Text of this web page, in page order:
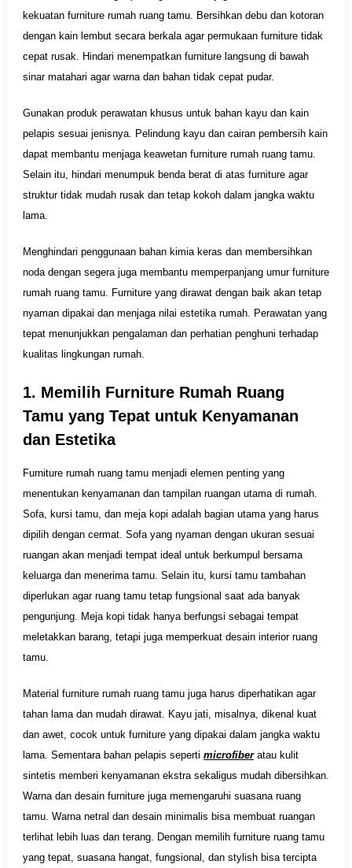
kekuatan furniture rumah ruang tamu. Bersihkan debu dan kotoran
dengan kain lembut secara berkala agar permukaan furniture tidak
cepat rusak. Hindari menempatkan furniture langsung di bawah
sinar matahari agar warna dan bahan tidak cepat pudar.
Gunakan produk perawatan khusus untuk bahan kayu dan kain
pelapis sesuai jenisnya. Pelindung kayu dan cairan pembersih kain
dapat membantu menjaga keawetan furniture rumah ruang tamu.
Selain itu, hindari menumpuk benda berat di atas furniture agar
struktur tidak mudah rusak dan tetap kokoh dalam jangka waktu
lama.
Menghindari penggunaan bahan kimia keras dan membersihkan
noda dengan segera juga membantu memperpanjang umur furniture
rumah ruang tamu. Furniture yang dirawat dengan baik akan tetap
nyaman dipakai dan menjaga nilai estetika rumah. Perawatan yang
tepat menunjukkan pengalaman dan perhatian penghuni terhadap
kualitas lingkungan rumah.
1. Memilih Furniture Rumah Ruang
Tamu yang Tepat untuk Kenyamanan
dan Estetika
Furniture rumah ruang tamu menjadi elemen penting yang
menentukan kenyamanan dan tampilan ruangan utama di rumah.
Sofa, kursi tamu, dan meja kopi adalah bagian utama yang harus
dipilih dengan cermat. Sofa yang nyaman dengan ukuran sesuai
ruangan akan menjadi tempat ideal untuk berkumpul bersama
keluarga dan menerima tamu. Selain itu, kursi tamu tambahan
diperlukan agar ruang tamu tetap fungsional saat ada banyak
pengunjung. Meja kopi tidak hanya berfungsi sebagai tempat
meletakkan barang, tetapi juga memperkuat desain interior ruang
tamu.
Material furniture rumah ruang tamu juga harus diperhatikan agar
tahan lama dan mudah dirawat. Kayu jati, misalnya, dikenal kuat
dan awet, cocok untuk furniture yang dipakai dalam jangka waktu
lama. Sementara bahan pelapis seperti microfiberatau kulit
sintetis memberi kenyamanan ekstra sekaligus mudah dibersihkan.
Warna dan desain furniture juga memengaruhi suasana ruang
tamu. Warna netral dan desain minimalis bisa membuat ruangan
terlihat lebih luas dan terang. Dengan memilih furniture ruang tamu
yang tepat, suasana hangat, fungsional, dan stylish bisa tercipta